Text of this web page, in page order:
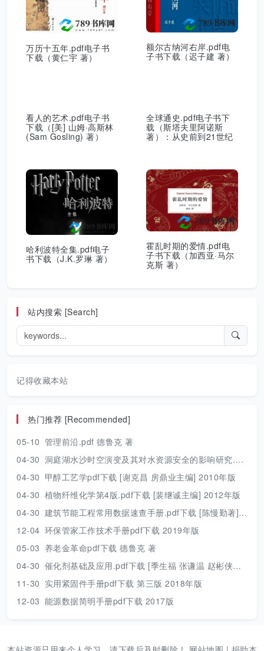
万历十五年.pdf电子书
下载（黄仁宇 著）
额尔古纳河右岸.pdf电
子书下载（迟子建 著）
看人的艺术.pdf电子书
下载（[美] 山姆·高斯林
(Sam Gosling) 著）
全球通史.pdf电子书下
载（斯塔夫里阿诺斯
著）：从史前到21世纪
哈利波特全集.pdf电子
书下载（J.K.罗琳 著）
霍乱时期的爱情.pdf电
子书下载（加西亚·马尔
克斯 著）
站内搜索 [Search]
记得收藏本站
热门推荐 [Recommended]
05-10 管理前沿.pdf 德鲁克 著
04-30 洞庭湖水沙时空演变及其对水资源安全的影响研究.pdf 胡光伟 著 2017年版
04-30 甲醇工艺学pdf下载 [谢克昌 房鼎业主编] 2010年版
04-30 植物纤维化学第4版.pdf下载 [裴继诚主编] 2012年版
04-30 建筑节能工程常用数据速查手册.pdf下载 [陈慢勤著] 2010年版
12-04 环保管家工作技术手册pdf下载 2019年版
05-03 养老金革命pdf下载 德鲁克 著
04-30 催化剂基础及应用.pdf下载 [季生福 张谦温 赵彬侠编] 2011年版
11-30 实用紧固件手册pdf下载 第三版 2018年版
12-03 能源数据简明手册pdf下载 2017版